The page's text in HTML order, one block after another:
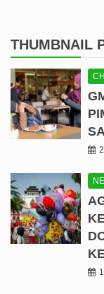
THUMBNAIL